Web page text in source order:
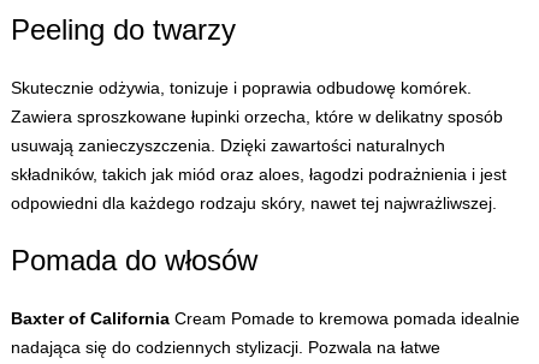
Peeling do twarzy
Skutecznie odżywia, tonizuje i poprawia odbudowę komórek.
Zawiera sproszkowane łupinki orzecha, które w delikatny sposób
usuwają zanieczyszczenia. Dzięki zawartości naturalnych
składników, takich jak miód oraz aloes, łagodzi podrażnienia i jest
odpowiedni dla każdego rodzaju skóry, nawet tej najwrażliwszej.
Pomada do włosów
Baxter of CaliforniaCream Pomade to kremowa pomada idealnie
nadająca się do codziennych stylizacji. Pozwala na łatwe